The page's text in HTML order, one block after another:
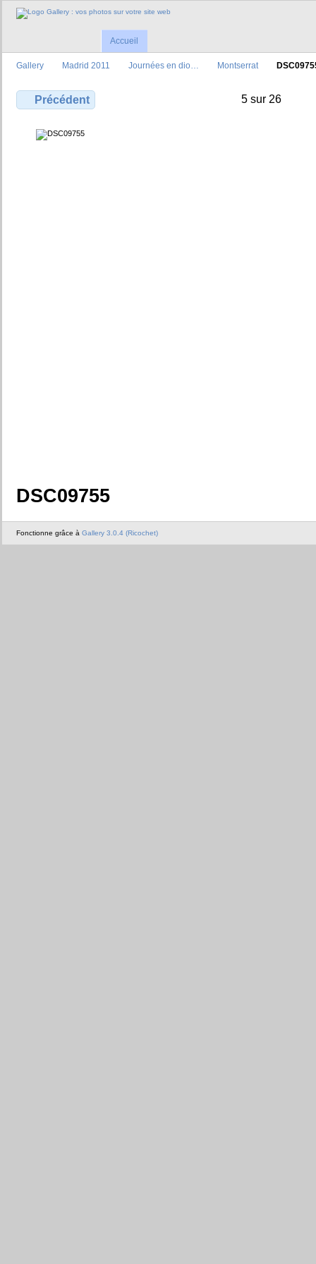
Accueil
Gallery Madrid 2011 Journées en dio… Montserrat
Précédent 5 sur 26
DSC09755
Fonctionne grâce à Gallery 3.0.4 (Ricochet)